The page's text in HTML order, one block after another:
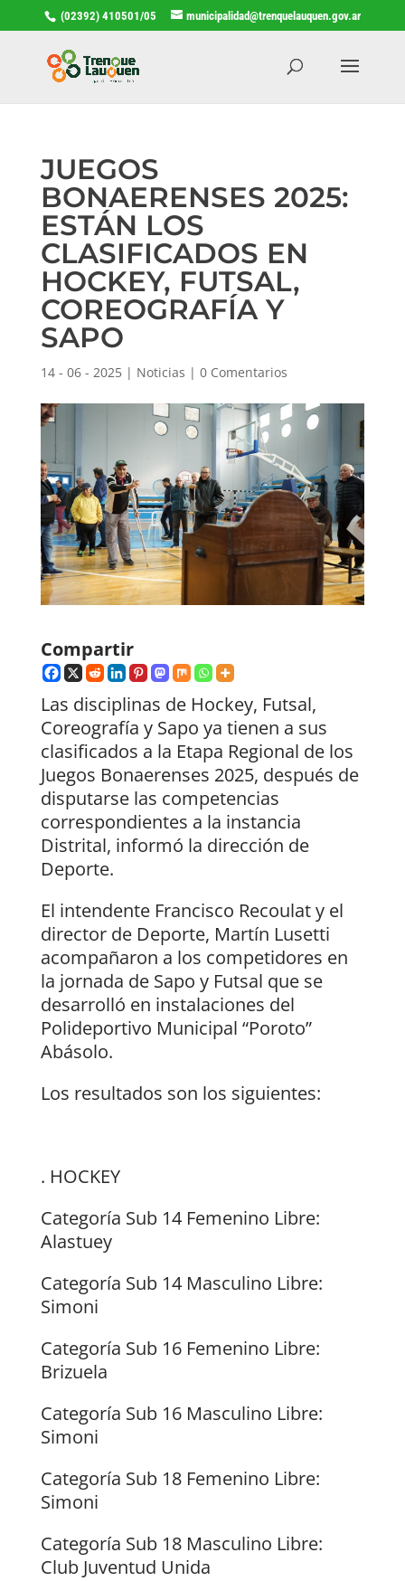
(02392) 410501/05 municipalidad@trenquelauquen.gov.ar
JUEGOS
BONAERENSES 2025:
ESTÁN LOS
CLASIFICADOS EN
HOCKEY, FUTSAL,
COREOGRAFÍA Y
SAPO
14 - 06 - 2025| Noticias | 0 Comentarios
Compartir
Las disciplinas de Hockey, Futsal,
Coreografía y Sapo ya tienen a sus
clasificados a la Etapa Regional de los
Juegos Bonaerenses 2025, después de
disputarse las competencias
correspondientes a la instancia
Distrital, informó la dirección de
Deporte.
El intendente Francisco Recoulat y el
director de Deporte, Martín Lusetti
acompañaron a los competidores en
la jornada de Sapo y Futsal que se
desarrolló en instalaciones del
Polideportivo Municipal “Poroto”
Abásolo.
Los resultados son los siguientes:
. HOCKEY
Categoría Sub 14 Femenino Libre:
Alastuey
Categoría Sub 14 Masculino Libre:
Simoni
Categoría Sub 16 Femenino Libre:
Brizuela
Categoría Sub 16 Masculino Libre:
Simoni
Categoría Sub 18 Femenino Libre:
Simoni
Categoría Sub 18 Masculino Libre:
Club Juventud Unida